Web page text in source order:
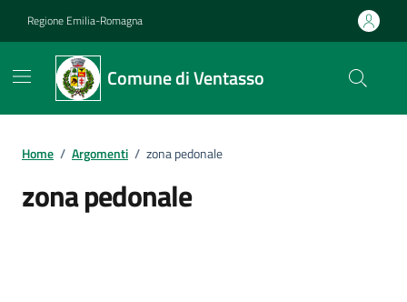
Regione Emilia-Romagna
Comune di Ventasso
Home / Argomenti / zona pedonale
zona pedonale